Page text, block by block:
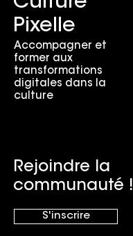
Pixelle
Accompagner et
former aux
transformations
digitales dans la
culture
Rejoindre la
communauté !
S'inscrire